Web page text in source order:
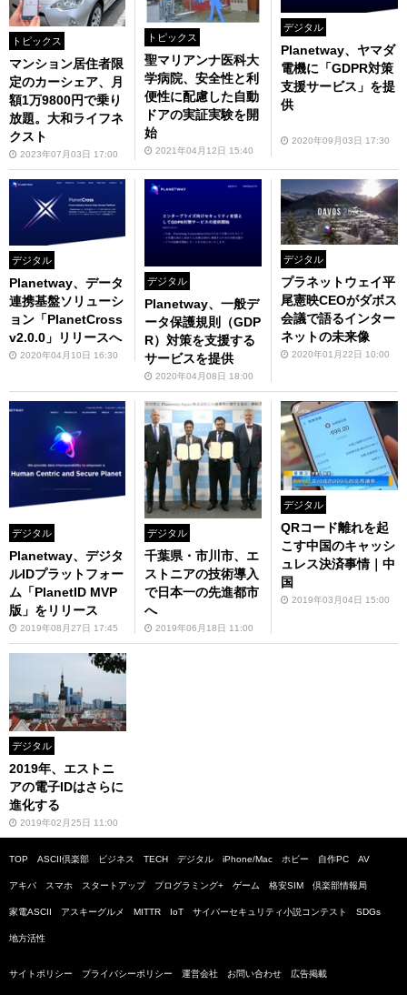
トピックス
マンション居住者限
定のカーシェア、月
額1万9800円で乗り
放題。大和ライフネ
クスト
2023年07月03日 17:00
トピックス
聖マリアンナ医科大
学病院、安全性と利
便性に配慮した自動
ドアの実証実験を開
始
2021年04月12日 15:40
デジタル
Planetway、ヤマダ
電機に「GDPR対策
支援サービス」を提
供
2020年09月03日 17:30
デジタル
Planetway、データ
連携基盤ソリューシ
ョン「PlanetCross
v2.0.0」リリースへ
2020年04月10日 16:30
デジタル
Planetway、一般デ
ータ保護規則（GDP
R）対策を支援する
サービスを提供
2020年04月08日 18:00
デジタル
プラネットウェイ平
尾憲映CEOがダボス
会議で語るインター
ネットの未来像
2020年01月22日 10:00
デジタル
Planetway、デジタ
ルIDプラットフォー
ム「PlanetID MVP
版」をリリース
2019年08月27日 17:45
デジタル
千葉県・市川市、エ
ストニアの技術導入
で日本一の先進都市
へ
2019年06月18日 11:00
デジタル
QRコード離れを起
こす中国のキャッシ
ュレス決済事情｜中
国
2019年03月04日 15:00
デジタル
2019年、エストニ
アの電子IDはさらに
進化する
2019年02月25日 11:00
TOP ASCII倶楽部 ビジネス TECH デジタル iPhone/Mac ホビー 自作PC AV
アキバ スマホ スタートアップ プログラミング+ ゲーム 格安SIM 倶楽部情報局
家電ASCII アスキーグルメ MITTR IoT サイバーセキュリティ小説コンテスト SDGs
地方活性
サイトポリシー プライバシーポリシー 運営会社 お問い合わせ 広告掲載